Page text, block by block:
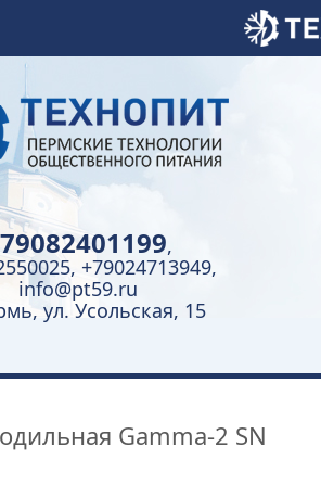
,
+79024713949,
info@pt59.ru
ул. Усольская, 15
Gamma-2 SN